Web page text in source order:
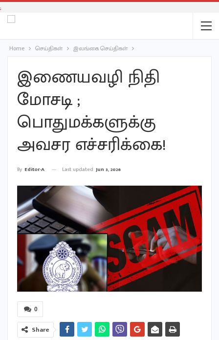
;
Home செய்திகள் இலங்கை செய்திகள்
இணையவழி நிதி
மோசடி ;
பொதுமக்களுக்கு
அவசர எச்சரிக்கை!
By Editor-A Last updated Jun 3, 2026
0
Share